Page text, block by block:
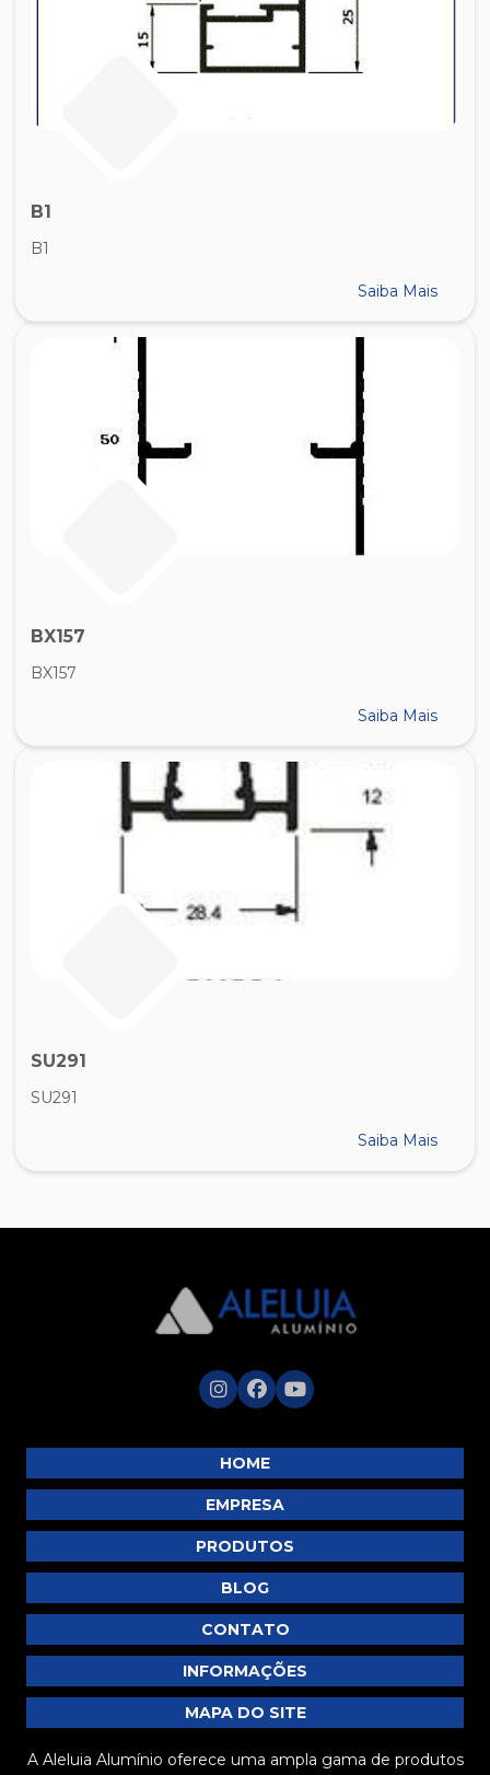
B1
B1
Saiba Mais
BX157
BX157
Saiba Mais
SU291
SU291
Saiba Mais
HOME
EMPRESA
PRODUTOS
BLOG
CONTATO
INFORMAÇÕES
MAPA DO SITE
A Aleluia Alumínio oferece uma ampla gama de produtos